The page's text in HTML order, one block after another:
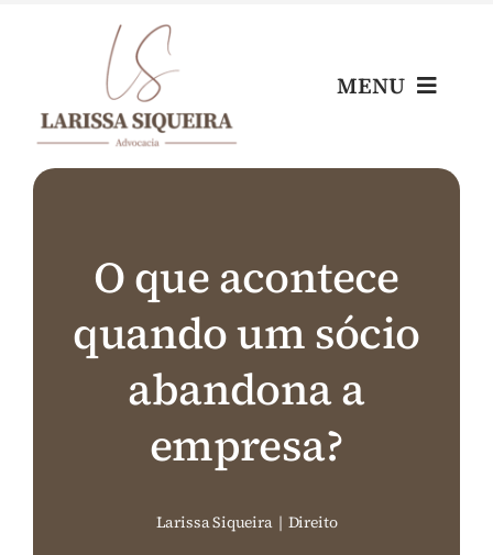
MENU
Home
Nossos Profissionais
Áreas de Atuação
Perguntas Frequentes (FAQ)
O que acontece
quando um sócio
abandona a
empresa?
Larissa Siqueira | Direito